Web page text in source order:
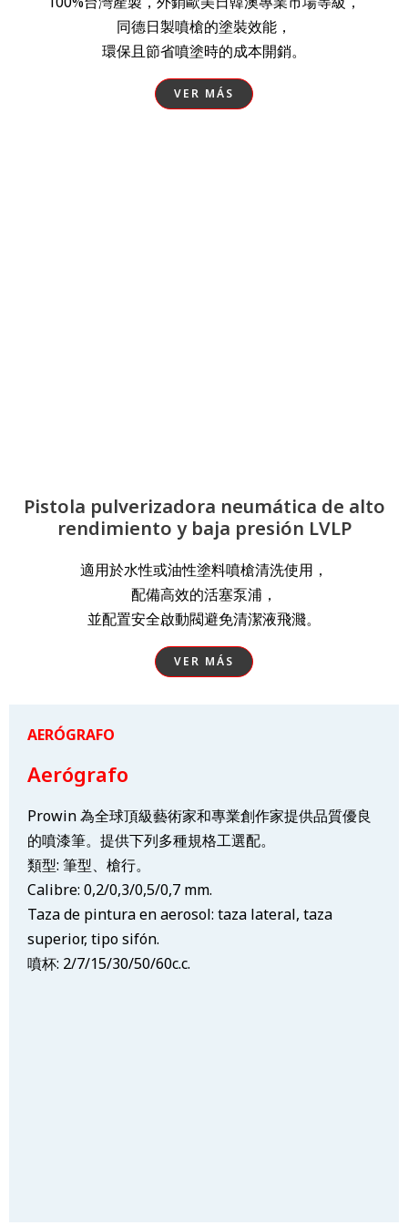
同德日製噴槍的塗裝效能，
環保且節省噴塗時的成本開銷。
VER MÁS
Pistola pulverizadora neumática de alto
rendimiento y baja presión LVLP
適用於水性或油性塗料噴槍清洗使用，
配備高效的活塞泵浦，
並配置安全啟動閥避免清潔液飛濺。
VER MÁS
AERÓGRAFO
Aerógrafo
Prowin 為全球頂級藝術家和專業創作家提供品質優良
的噴漆筆。提供下列多種規格工選配。
類型: 筆型、槍行。
Calibre: 0,2/0,3/0,5/0,7 mm.
Taza de pintura en aerosol: taza lateral, taza
superior, tipo sifón.
噴杯: 2/7/15/30/50/60c.c.